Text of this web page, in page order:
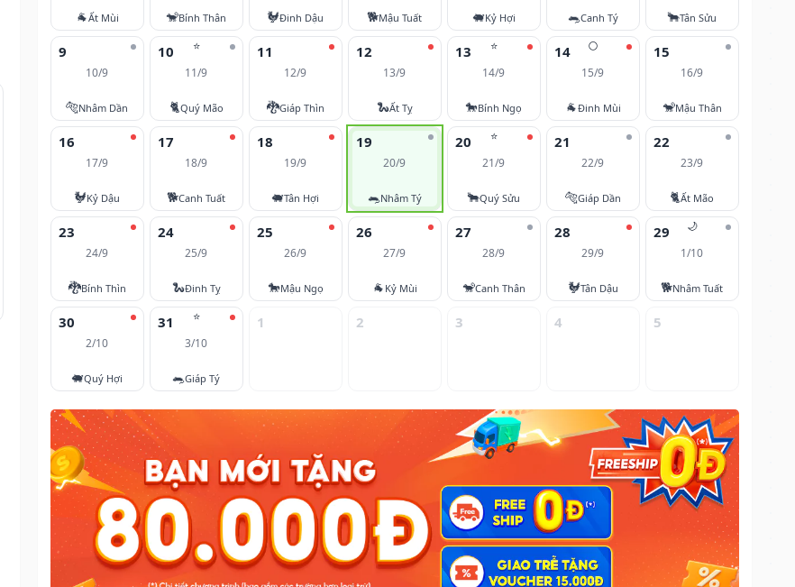
🐐Ất Mùi 🐒Bính Thân 🐓Đinh Dậu 🐕Mậu Tuất 🐖Kỷ Hợi 🐀Canh Tý 🐂Tân Sửu
9
10/9
🐅Nhâm Dần
⭐
10
11/9
🐈Quý Mão
11
12/9
🐉Giáp Thìn
12
13/9
🐍Ất Tỵ
⭐
13
14/9
🐎Bính Ngọ
🌕
14
15/9
🐐Đinh Mùi
15
16/9
🐒Mậu Thân
16
17/9
🐓Kỷ Dậu
17
18/9
🐕Canh Tuất
18
19/9
🐖Tân Hợi
19
20/9
🐀Nhâm Tý
⭐
20
21/9
🐂Quý Sửu
21
22/9
🐅Giáp Dần
22
23/9
🐈Ất Mão
23
24/9
🐉Bính Thìn
24
25/9
🐍Đinh Tỵ
25
26/9
🐎Mậu Ngọ
26
27/9
🐐 Kỷ Mùi
27
28/9
🐒Canh Thân
28
29/9
🐓Tân Dậu
🌙
29
1/10
🐕Nhâm Tuất
30
2/10
🐖Quý Hợi
⭐
31
3/10
🐀Giáp Tý
1 2 3 4 5